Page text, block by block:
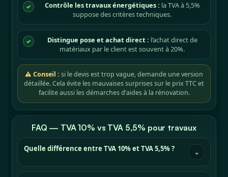
✓ Contrôle les travaux énergétiques : la TVA à 5,5%
suppose des critères techniques.
✓ Distingue pose et achat direct : l’achat direct de
matériaux par le client est souvent à 20%.
⚠ Conseil : si le devis est trop vague, demande une version
détaillée. Cela évite les mauvaises surprises sur le prix TTC et
facilite aussi les démarches d’aides à la rénovation.
FAQ — TVA 10% vs TVA 5,5% pour travaux
Quelle différence entre TVA 10% et TVA 5,5% ? ⌄